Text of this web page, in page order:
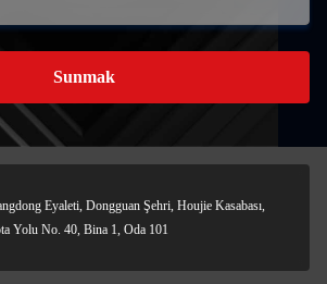
Sunmak
Eyaleti, Dongguan Şehri, Houjie Kasabası,
Yolu No. 40, Bina 1, Oda 101